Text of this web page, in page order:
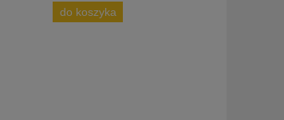
do koszyka